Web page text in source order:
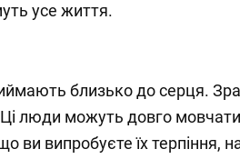
усе життя.
близько до серця.
Ці люди можуть довго
ви випробуєте їх терпіння,